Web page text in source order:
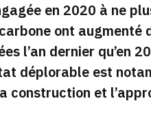
en 2020 à ne
ont augmenté
l’an dernier qu’en
déplorable est
construction et